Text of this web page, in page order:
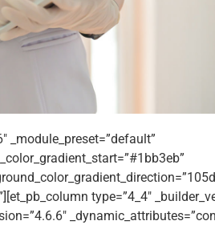
_module_preset=”default”
type=”4_4″